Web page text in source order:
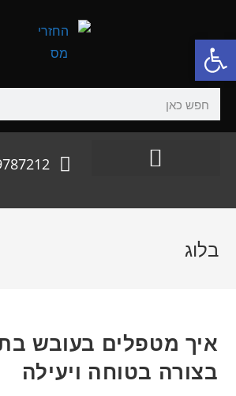
פתח סרגל נגישות
בלוג
איך מטפלים בעובש
בצורה בטוחה ויעילה